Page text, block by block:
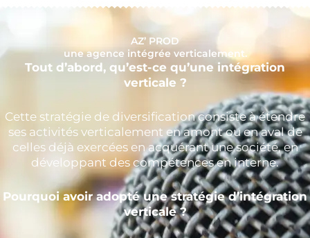
AZ’ PROD
une agence intégrée verticalement.
Tout d’abord, qu’est-ce qu’une intégration
verticale ?
Cette stratégie de diversification consiste à étendre
ses activités verticalement en amont ou en aval de
celles déjà exercées en acquérant une société, en
développant des compétences en interne.
Pourquoi avoir adopté une stratégie d’intégration
verticale ?